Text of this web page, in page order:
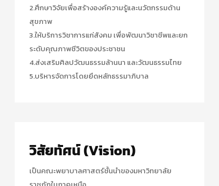
2.ศึกษาวิจัยเพื่อสร้างองค์ความรู้และนวัตกรรมด้าน
สุขภาพ
3.ให้บริการวิชาการแก่สังคม เพื่อพัฒนาวิชาชีพและยก
ระดับคุณภาพชีวิตของประชาชน
4.ส่งเสริมศิลปวัฒนธรรมล้านนา และวัฒนธรรมไทย
5.บริหารจัดการโดยยึดหลักธรรมาภิบาล
วิสัยทัศน์ (Vision)
เป็นคณะพยาบาลศาสตร์ชั้นนำของมหาวิทยาลัย